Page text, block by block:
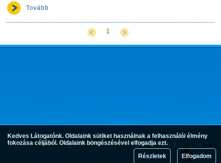
Tovább
1
Impresszum
Jogok és feltételek
Adatvédelem
Kedves Látogatónk. Oldalaink sütiket használnak a felhasználói élmény
fokozása céljából. Oldalaink böngészésével elfogadja ezt.
Részletek
Elfogadom